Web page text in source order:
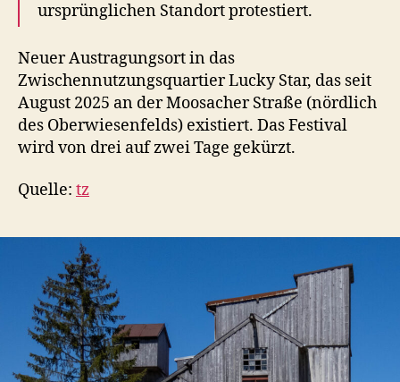
ursprünglichen Standort protestiert.
Neuer Austragungsort in das
Zwischennutzungsquartier Lucky Star, das seit
August 2025 an der Moosacher Straße (nördlich
des Oberwiesenfelds) existiert. Das Festival
wird von drei auf zwei Tage gekürzt.
Quelle: tz